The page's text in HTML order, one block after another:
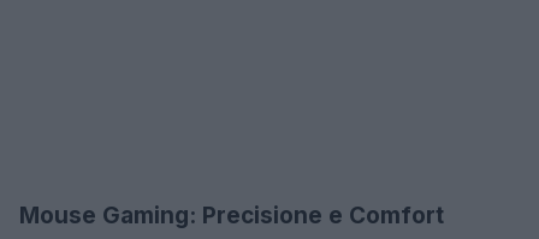
Mouse Gaming: Precisione e Comfort